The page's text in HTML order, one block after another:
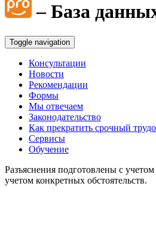
– База
Toggle navigation
Консультации
Новости
Рекомендации
Формы
Мы отвечаем
Законодательство
Как прекратить срочный
Сервисы
Обучение
Разъяснения подготовлены с
учетом конкретных обстоятельств.